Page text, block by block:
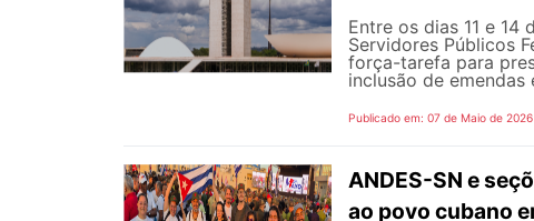
Entre os dias 11 e 14
Servidores Públicos
força-tarefa para
inclusão de
Publicado em: 07 de Maio de 2026
ANDES-SN e
ao povo cubano